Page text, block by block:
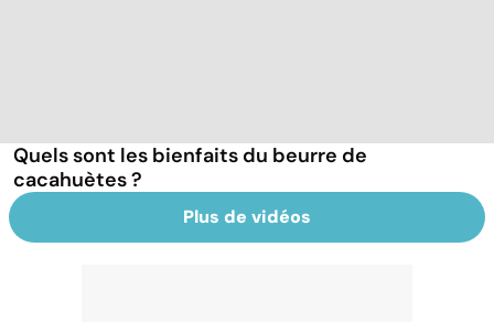
Quels sont les bienfaits du beurre de
cacahuètes ?
Plus de vidéos